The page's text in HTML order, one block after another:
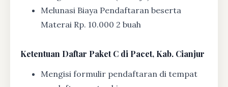
Melunasi Biaya Pendaftaran beserta
Materai Rp. 10.000 2 buah
Ketentuan Daftar Paket C di Pacet, Kab. Cianjur
Mengisi formulir pendaftaran di tempat